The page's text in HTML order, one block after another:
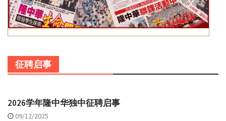
征聘启事
2026学年隆中华独中征聘启事
09/12/2025